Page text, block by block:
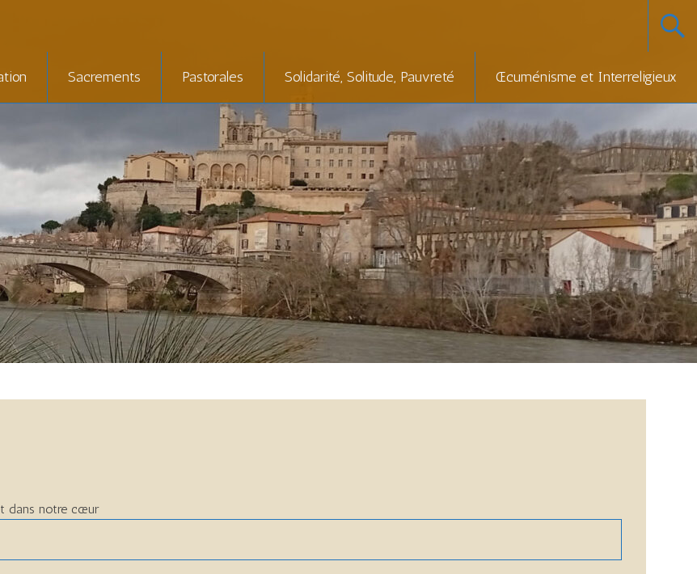
Sacrements Pastorales Solidarité, Solitude, Pauvreté Œcuménisme et Interreligieux
dans notre cœur